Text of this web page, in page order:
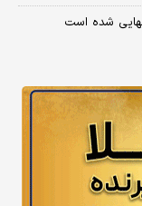
نهایی شده است